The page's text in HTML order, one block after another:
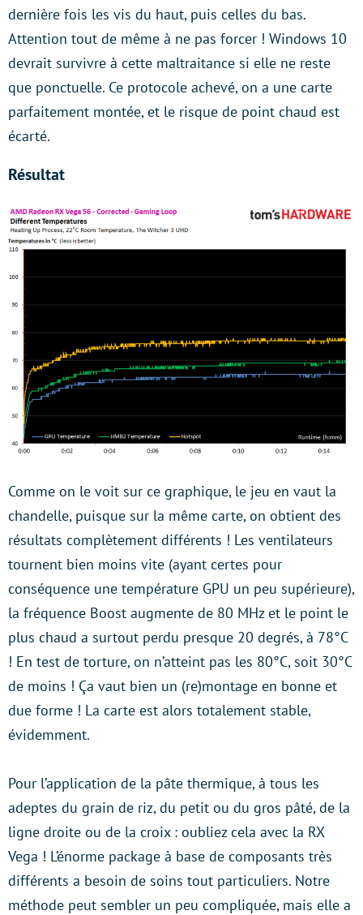
dernière fois les vis du haut, puis celles du bas.
Attention tout de même à ne pas forcer ! Windows 10
devrait survivre à cette maltraitance si elle ne reste
que ponctuelle. Ce protocole achevé, on a une carte
parfaitement montée, et le risque de point chaud est
écarté.
Résultat
Comme on le voit sur ce graphique, le jeu en vaut la
chandelle, puisque sur la même carte, on obtient des
résultats complètement différents ! Les ventilateurs
tournent bien moins vite (ayant certes pour
conséquence une température GPU un peu supérieure),
la fréquence Boost augmente de 80 MHz et le point le
plus chaud a surtout perdu presque 20 degrés, à 78°C
! En test de torture, on n’atteint pas les 80°C, soit 30°C
de moins ! Ça vaut bien un (re)montage en bonne et
due forme ! La carte est alors totalement stable,
évidemment.
Pour l’application de la pâte thermique, à tous les
adeptes du grain de riz, du petit ou du gros pâté, de la
ligne droite ou de la croix : oubliez cela avec la RX
Vega ! L’énorme package à base de composants très
différents a besoin de soins tout particuliers. Notre
méthode peut sembler un peu compliquée, mais elle a